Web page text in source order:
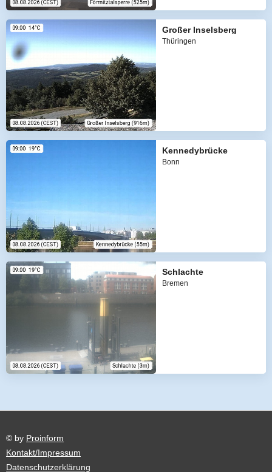
Großer Inselsberg
Thüringen
Kennedybrücke
Bonn
Schlachte
Bremen
© by Proinform
Kontakt/Impressum
Datenschutzerklärung